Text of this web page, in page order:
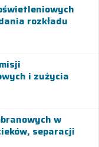
rozkładu
i zużycia
w
separacji